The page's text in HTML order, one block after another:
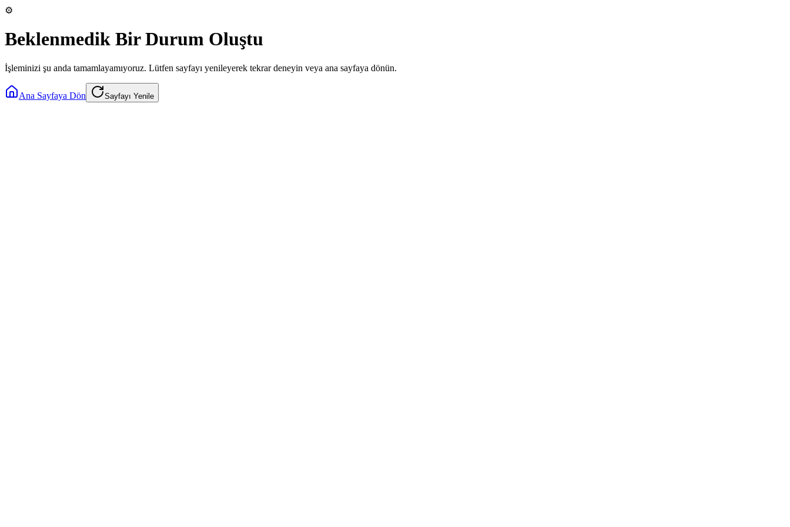
⚙️
Beklenmedik Bir Durum Oluştu
İşleminizi şu anda tamamlayamıyoruz. Lütfen sayfayı yenileyerek tekrar deneyin veya ana sayfaya dönün.
Ana Sayfaya Dön Sayfayı Yenile